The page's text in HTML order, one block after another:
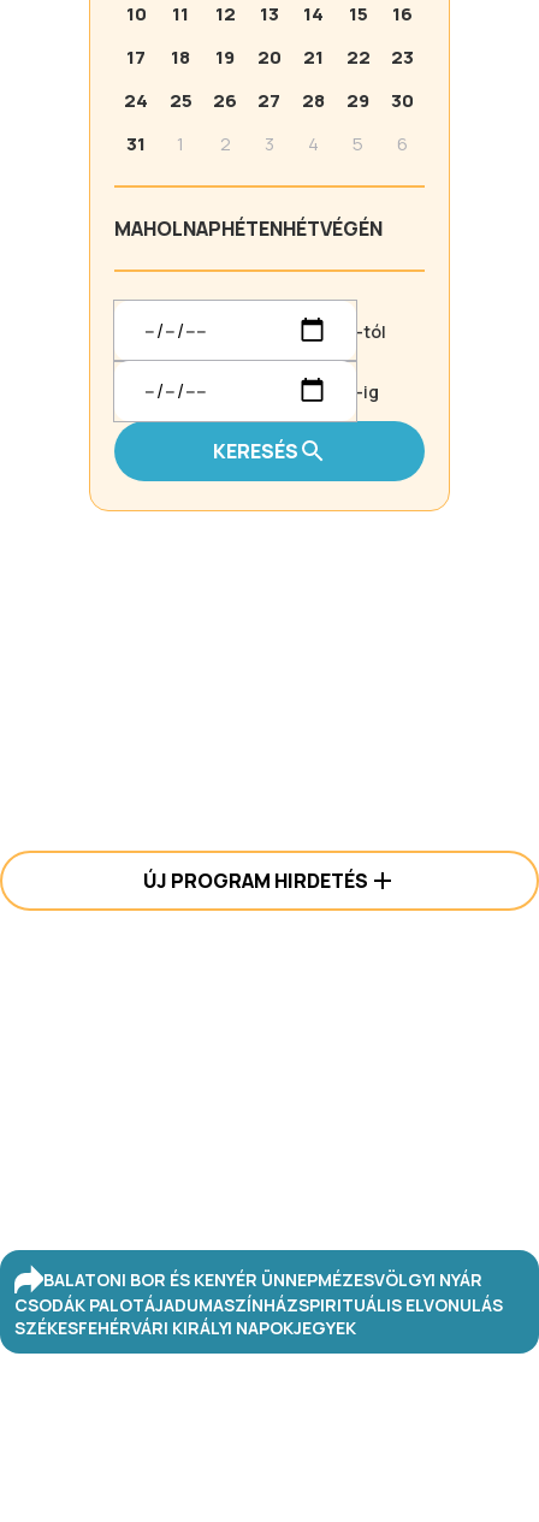
10
11 12 13 14 15
16
17
18 19 20 21 22
23
24
25 26 27 28 29
30
31
1 2 3 4 5 6
MAHOLNAPHÉTENHÉTVÉGÉN
-tól
-ig
KERESÉS
ÚJ PROGRAM HIRDETÉS
BALATONI BOR ÉS KENYÉR ÜNNEPMÉZESVÖLGYI NYÁR
CSODÁK PALOTÁJADUMASZÍNHÁZSPIRITUÁLIS ELVONULÁS
SZÉKESFEHÉRVÁRI KIRÁLYI NAPOKJEGYEK